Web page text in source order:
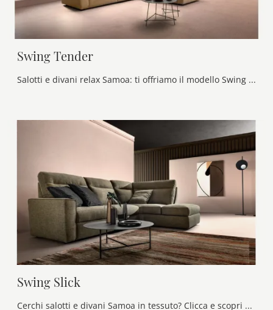
Swing Tender
Salotti e divani relax Samoa: ti offriamo il modello Swing Tender in tessuto per arricchire il soggiorno.
Swing Slick
Cerchi salotti e divani Samoa in tessuto? Clicca e scopri di più sul modello Swing Slick per spazi moderni.